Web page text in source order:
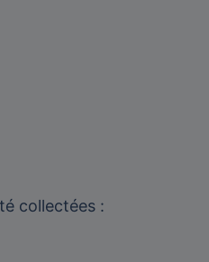
collectées :